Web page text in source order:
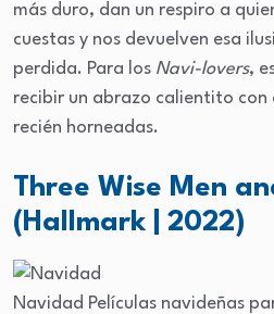
más duro, dan un respiro a
cuestas y nos devuelven esa
perdida. Para los Navi-lovers,
recibir un abrazo calientito
recién horneadas.
Three Wise Men
(Hallmark | 2022)
Navidad Películas navideñas